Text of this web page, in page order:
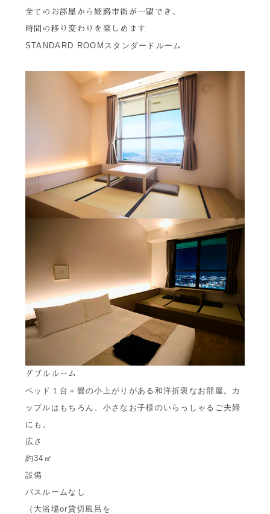
全てのお部屋から姫路市街が一望でき、
時間の移り変わりを楽しめます
STANDARD ROOM スタンダードルーム
ダブルルーム
ベッド１台＋畳の小上がりがある和洋折衷なお部屋。カ
ップルはもちろん、小さなお子様のいらっしゃるご夫婦
にも。
広さ
約34㎡
設備
バスルームなし
（大浴場or貸切風呂を